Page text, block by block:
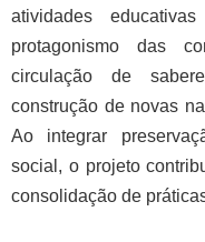
atividades
protagonismo das
circulação de
construção de novas
Ao integrar
social, o projeto
consolidação de